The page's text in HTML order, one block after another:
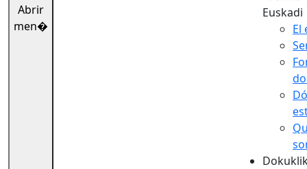
Abrir
men�
Euskadi
El